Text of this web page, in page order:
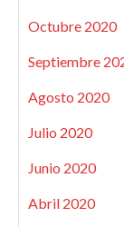
Octubre 2020
Septiembre
Agosto 2020
Julio 2020
Junio 2020
Abril 2020